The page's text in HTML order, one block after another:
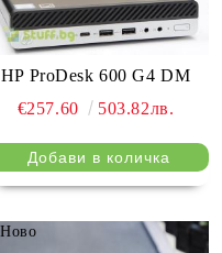
HP ProDesk 600 G4 DM
€257.60
503.82лв.